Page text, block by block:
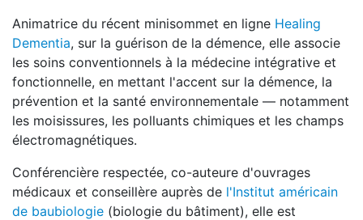
Animatrice du récent minisommet en ligne Healing
Dementia, sur la guérison de la démence, elle associe
les soins conventionnels à la médecine intégrative et
fonctionnelle, en mettant l'accent sur la démence, la
prévention et la santé environnementale — notamment
les moisissures, les polluants chimiques et les champs
électromagnétiques.
Conférencière respectée, co-auteure d'ouvrages
médicaux et conseillère auprès de l'Institut américain
de baubiologie (biologie du bâtiment), elle est